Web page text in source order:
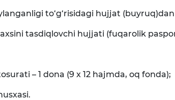
to‘g‘risidagi hujjat
tasdiqlovchi hujjati (fuqarolik
– 1 dona (9 x 12 hajmda, oq fonda);